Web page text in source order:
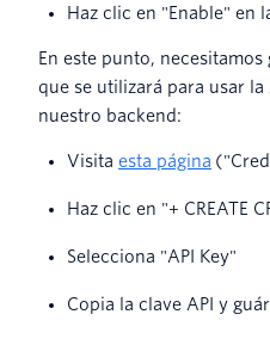
Haz clic en "Enable" en
En este punto, necesitamos
que se utilizará para usar la
nuestro backend:
Visita esta página
Haz clic en "+ CREATE
Selecciona "API Key"
Copia la clave API y